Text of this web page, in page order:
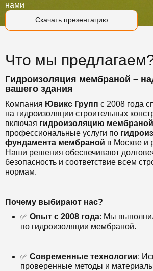
Скачать презентацию
нами
Что мы
Гидроизоляция мембраной –
вашего здания
Компания Ювикс Групп с 2008 года
на гидроизоляции строительных
включая гидроизоляцию мембраной
профессиональные услуги по
фундамента мембраной в Москве и
Наши решения обеспечивают
безопасность и соответствие всем
нормам.
Почему выбирают нас?
✅ Опыт с 2008 года: Мы
по гидроизоляции мембраной.
✅ Современные технологии:
проверенные методы и